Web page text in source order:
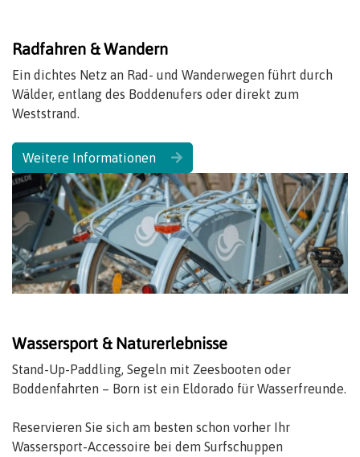
Radfahren & Wandern
Ein dichtes Netz an Rad- und Wanderwegen führt durch
Wälder, entlang des Boddenufers oder direkt zum
Weststrand.
Weitere Informationen
Wassersport & Naturerlebnisse
Stand-Up-Paddling, Segeln mit Zeesbooten oder
Boddenfahrten – Born ist ein Eldorado für Wasserfreunde.
Reservieren Sie sich am besten schon vorher Ihr
Wassersport-Accessoire bei dem Surfschuppen